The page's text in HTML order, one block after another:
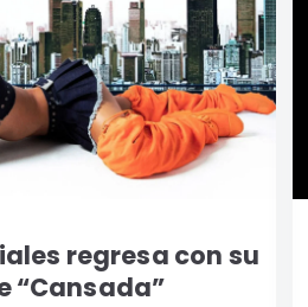
regresa con su
“Cansada”